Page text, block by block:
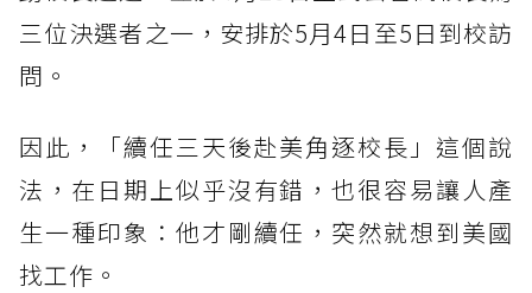
三位決選者之一，安排於5月4日至5日到校訪
問。
因此，「續任三天後赴美角逐校長」這個說
法，在日期上似乎沒有錯，也很容易讓人產
生一種印象：他才剛續任，突然就想到美國
找工作。